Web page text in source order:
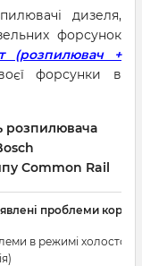
дизеля,
форсунок
(розпилювач +
форсунки в
розпилювача
Common Rail
проблеми
в режимі холостого